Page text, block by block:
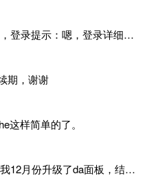
站长，许久没有登陆面板，登录提示：嗯，登录详细信息似乎不正确。请重试。 网站还可以正常使用。如果是密码问题请帮忙重置一下密码。谢谢。订单号：97790，账号：aa20210950。 站长，提交了工单，你回复续期成功，不过我的问题是面部登陆信息有问题，一直是初始密码，现在无法登陆，有时间麻烦排查一下。
期，谢谢
这样简单的了。
是的证书过期了，原因是我12月份升级了da面板，结果后台证书就不更新了，目前还在排查问题。切换PHP版本现在没有了，因为DA新版不支持。